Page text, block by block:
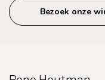
Bezoek onze